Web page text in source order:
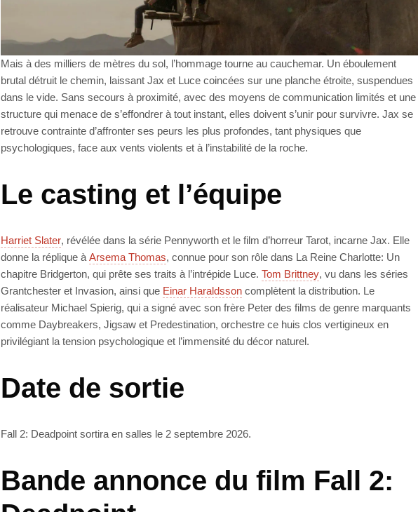
Mais à des milliers de mètres du sol, l’hommage tourne au cauchemar. Un éboulement
brutal détruit le chemin, laissant Jax et Luce coincées sur une planche étroite, suspendues
dans le vide. Sans secours à proximité, avec des moyens de communication limités et une
structure qui menace de s’effondrer à tout instant, elles doivent s’unir pour survivre. Jax se
retrouve contrainte d’affronter ses peurs les plus profondes, tant physiques que
psychologiques, face aux vents violents et à l’instabilité de la roche.
Le casting et l’équipe
Harriet Slater, révélée dans la série Pennyworth et le film d’horreur Tarot, incarne Jax. Elle
donne la réplique à Arsema Thomas, connue pour son rôle dans La Reine Charlotte: Un
chapitre Bridgerton, qui prête ses traits à l’intrépide Luce. Tom Brittney, vu dans les séries
Grantchester et Invasion, ainsi que Einar Haraldsson complètent la distribution. Le
réalisateur Michael Spierig, qui a signé avec son frère Peter des films de genre marquants
comme Daybreakers, Jigsaw et Predestination, orchestre ce huis clos vertigineux en
privilégiant la tension psychologique et l’immensité du décor naturel.
Date de sortie
Fall 2: Deadpoint sortira en salles le 2 septembre 2026.
Bande annonce du film Fall 2: